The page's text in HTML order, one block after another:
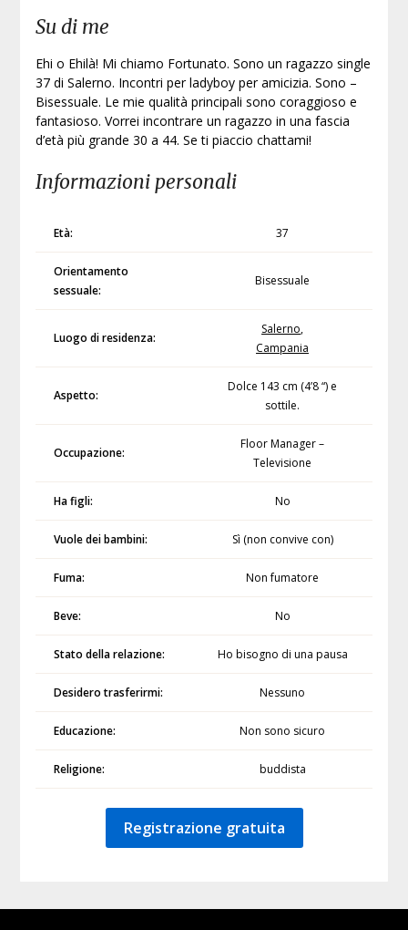
Su di me
Ehi o Ehilà! Mi chiamo Fortunato. Sono un ragazzo single
37 di Salerno. Incontri per ladyboy per amicizia. Sono –
Bisessuale. Le mie qualità principali sono coraggioso e
fantasioso. Vorrei incontrare un ragazzo in una fascia
d’età più grande 30 a 44. Se ti piaccio chattami!
Informazioni personali
Età: 37
Orientamento
sessuale:
Bisessuale
Luogo di residenza:
Salerno,
Campania
Aspetto:
Dolce 143 cm (4’8 “) e
sottile.
Occupazione:
Floor Manager –
Televisione
Ha figli: No
Vuole dei bambini: Sì (non convive con)
Fuma: Non fumatore
Beve: No
Stato della relazione: Ho bisogno di una pausa
Desidero trasferirmi: Nessuno
Educazione: Non sono sicuro
Religione: buddista
Registrazione gratuita